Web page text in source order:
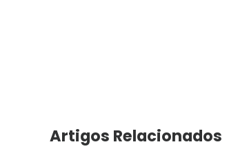
Artigos Relacionados